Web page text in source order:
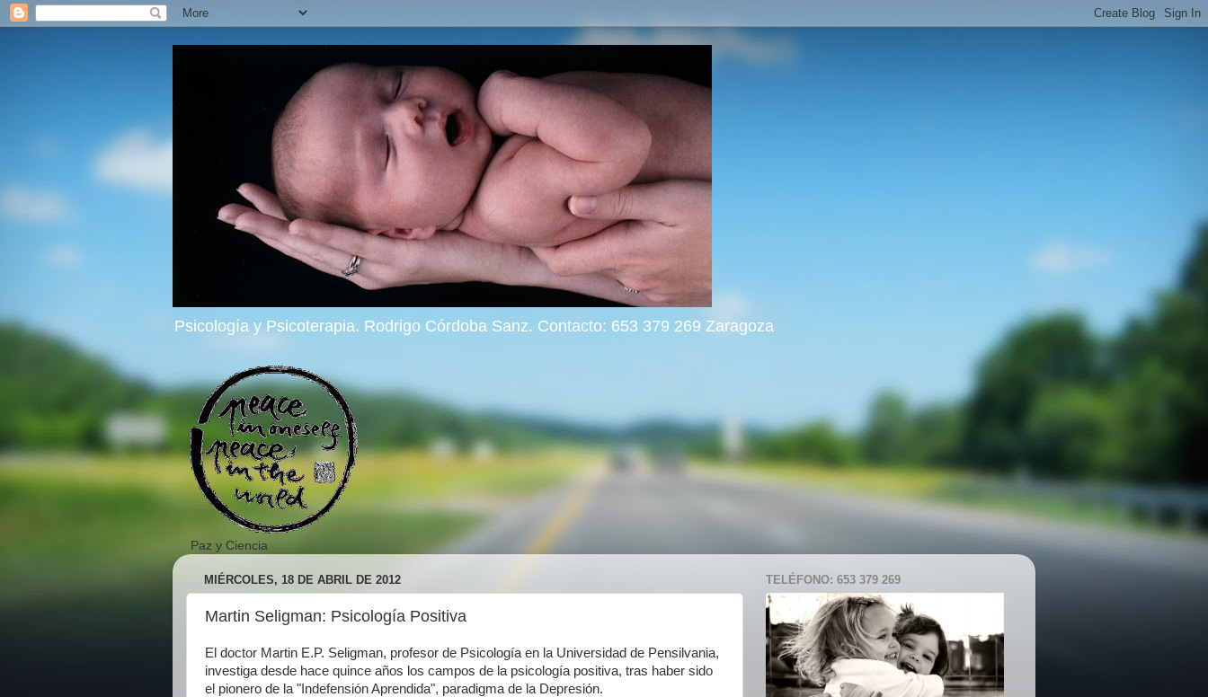
Psicología y Psicoterapia. Rodrigo Córdoba Sanz. Contacto: 653 379 269 Zaragoza
Paz y Ciencia
MIÉRCOLES, 18 DE ABRIL DE 2012
Martin Seligman: Psicología Positiva
El doctor Martin E.P. Seligman, profesor de Psicología en la Universidad de Pensilvania,
investiga desde hace quince años los campos de la psicología positiva, tras haber sido
el pionero de la "Indefensión Aprendida", paradigma de la Depresión.
TELÉFONO: 653 379 269